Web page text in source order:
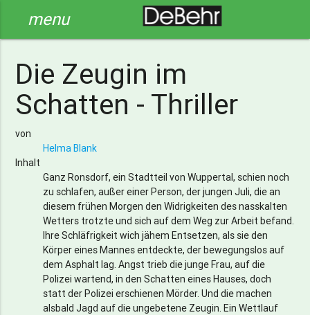
menu
Die Zeugin im
Schatten - Thriller
von
Helma Blank
Inhalt
Ganz Ronsdorf, ein Stadtteil von Wuppertal, schien noch
zu schlafen, außer einer Person, der jungen Juli, die an
diesem frühen Morgen den Widrigkeiten des nasskalten
Wetters trotzte und sich auf dem Weg zur Arbeit befand.
Ihre Schläfrigkeit wich jähem Entsetzen, als sie den
Körper eines Mannes entdeckte, der bewegungslos auf
dem Asphalt lag. Angst trieb die junge Frau, auf die
Polizei wartend, in den Schatten eines Hauses, doch
statt der Polizei erschienen Mörder. Und die machen
alsbald Jagd auf die ungebetene Zeugin. Ein Wettlauf